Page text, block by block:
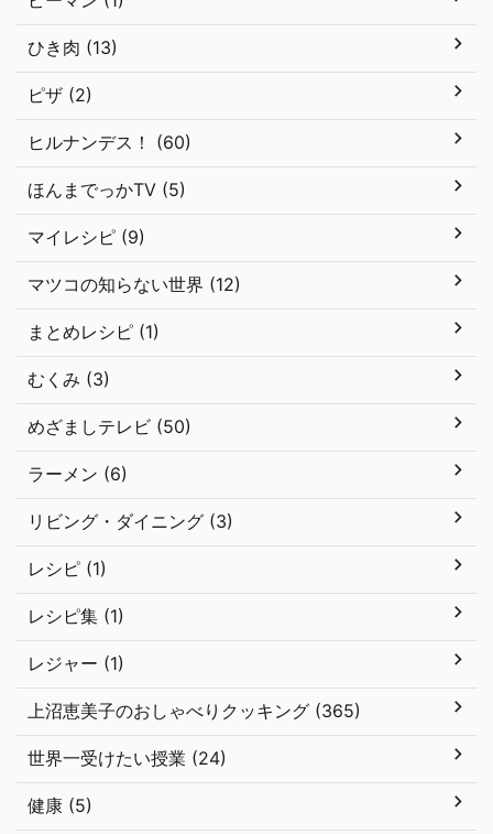
ひき肉 (13)
ピザ (2)
ヒルナンデス！ (60)
ほんまでっかTV (5)
マイレシピ (9)
マツコの知らない世界 (12)
まとめレシピ (1)
むくみ (3)
めざましテレビ (50)
ラーメン (6)
リビング・ダイニング (3)
レシピ (1)
レシピ集 (1)
レジャー (1)
上沼恵美子のおしゃべりクッキング (365)
世界一受けたい授業 (24)
健康 (5)